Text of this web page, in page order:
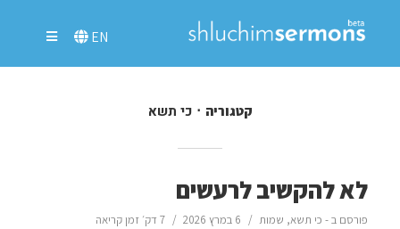
EN
קטגוריה כי תשא
לא להקשיב לרעשים
פורסם ב - כי תשא, שמות 6 במרץ 2026 7 דק׳ זמן קריאה